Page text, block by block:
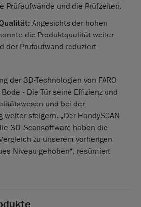
Prüfaufwände und die Prüfzeiten.
Angesichts der hohen
die Produktqualität weiter
der Prüfaufwand reduziert
der 3D-Technologien von FARO
Bode - Die Tür seine Effizienz und
und bei der
weiter steigern. „Der HandySCAN
3D-Scansoftware haben die
zu unserem vorherigen
Niveau gehoben“, resümiert